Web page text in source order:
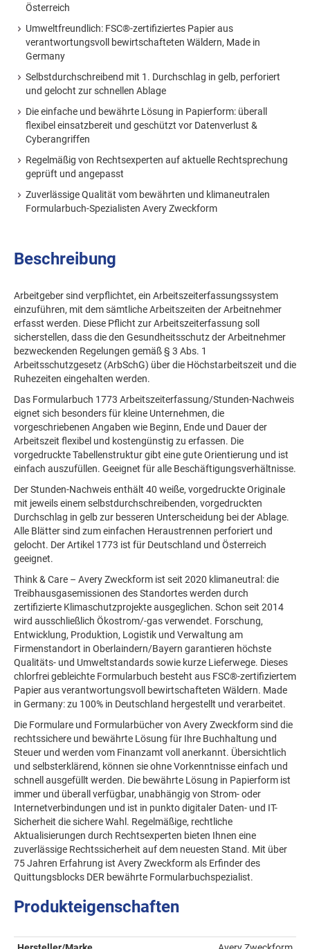
Österreich
Umweltfreundlich: FSC®-zertifiziertes Papier aus
verantwortungsvoll bewirtschafteten Wäldern, Made in
Germany
Selbstdurchschreibend mit 1. Durchschlag in gelb, perforiert
und gelocht zur schnellen Ablage
Die einfache und bewährte Lösung in Papierform: überall
flexibel einsatzbereit und geschützt vor Datenverlust &
Cyberangriffen
Regelmäßig von Rechtsexperten auf aktuelle Rechtsprechung
geprüft und angepasst
Zuverlässige Qualität vom bewährten und klimaneutralen
Formularbuch-Spezialisten Avery Zweckform
Beschreibung
Arbeitgeber sind verpflichtet, ein Arbeitszeiterfassungssystem
einzuführen, mit dem sämtliche Arbeitszeiten der Arbeitnehmer
erfasst werden. Diese Pflicht zur Arbeitszeiterfassung soll
sicherstellen, dass die den Gesundheitsschutz der Arbeitnehmer
bezweckenden Regelungen gemäß § 3 Abs. 1
Arbeitsschutzgesetz (ArbSchG) über die Höchstarbeitszeit und die
Ruhezeiten eingehalten werden.
Das Formularbuch 1773 Arbeitszeiterfassung/Stunden-Nachweis
eignet sich besonders für kleine Unternehmen, die
vorgeschriebenen Angaben wie Beginn, Ende und Dauer der
Arbeitszeit flexibel und kostengünstig zu erfassen. Die
vorgedruckte Tabellenstruktur gibt eine gute Orientierung und ist
einfach auszufüllen. Geeignet für alle Beschäftigungsverhältnisse.
Der Stunden-Nachweis enthält 40 weiße, vorgedruckte Originale
mit jeweils einem selbstdurchschreibenden, vorgedruckten
Durchschlag in gelb zur besseren Unterscheidung bei der Ablage.
Alle Blätter sind zum einfachen Heraustrennen perforiert und
gelocht. Der Artikel 1773 ist für Deutschland und Österreich
geeignet.
Think & Care – Avery Zweckform ist seit 2020 klimaneutral: die
Treibhausgasemissionen des Standortes werden durch
zertifizierte Klimaschutzprojekte ausgeglichen. Schon seit 2014
wird ausschließlich Ökostrom/-gas verwendet. Forschung,
Entwicklung, Produktion, Logistik und Verwaltung am
Firmenstandort in Oberlaindern/Bayern garantieren höchste
Qualitäts- und Umweltstandards sowie kurze Lieferwege. Dieses
chlorfrei gebleichte Formularbuch besteht aus FSC®-zertifiziertem
Papier aus verantwortungsvoll bewirtschafteten Wäldern. Made
in Germany: zu 100% in Deutschland hergestellt und verarbeitet.
Die Formulare und Formularbücher von Avery Zweckform sind die
rechtssichere und bewährte Lösung für Ihre Buchhaltung und
Steuer und werden vom Finanzamt voll anerkannt. Übersichtlich
und selbsterklärend, können sie ohne Vorkenntnisse einfach und
schnell ausgefüllt werden. Die bewährte Lösung in Papierform ist
immer und überall verfügbar, unabhängig von Strom- oder
Internetverbindungen und ist in punkto digitaler Daten- und IT-
Sicherheit die sichere Wahl. Regelmäßige, rechtliche
Aktualisierungen durch Rechtsexperten bieten Ihnen eine
zuverlässige Rechtssicherheit auf dem neuesten Stand. Mit über
75 Jahren Erfahrung ist Avery Zweckform als Erfinder des
Quittungsblocks DER bewährte Formularbuchspezialist.
Produkteigenschaften